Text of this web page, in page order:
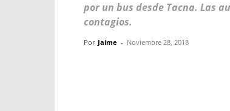
por un bus desde Tacna. Las
contagios.
Por Jaime - Noviembre 28, 2018